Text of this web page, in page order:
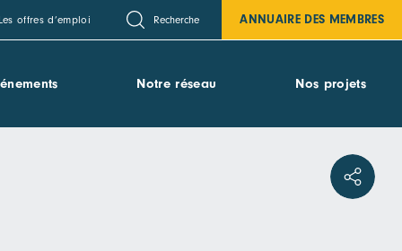
Les offres d’emploi Recherche ANNUAIRE DES MEMBRES
Notre réseau Nos projets